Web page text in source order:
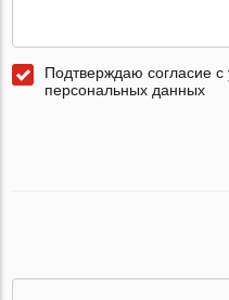
Подтверждаю согласие
персональных данных